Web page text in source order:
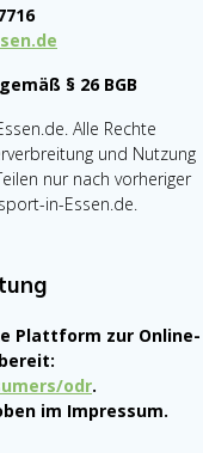
§ 26 BGB
Alle Rechte
und Nutzung
nur nach vorheriger
in-Essen.de.
Plattform zur Online-
odr.
im Impressum.